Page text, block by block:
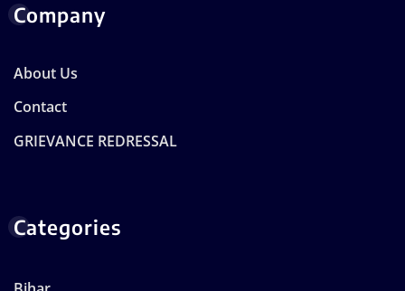
Company
About Us
Contact
GRIEVANCE REDRESSAL
Categories